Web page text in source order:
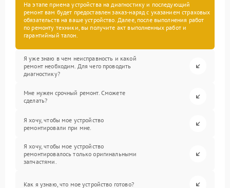
На этапе приема устройства на диагностику и последующий
ремонт вам будет предоставлен заказ-наряд с указанием страховых
обязательств на ваше устройство. Далее, после выполнения работ
по ремонту техники, вы получите акт выполненных работ и
гарантийный талон.
Я уже знаю в чем неисправность и какой
ремонт необходим. Для чего проводить
диагностику?
Мне нужен срочный ремонт. Сможете
сделать?
Я хочу, чтобы мое устройство
ремонтировали при мне.
Я хочу, чтобы мое устройство
ремонтировалось только оригинальными
запчастями.
Как я узнаю, что мое устройство готово?